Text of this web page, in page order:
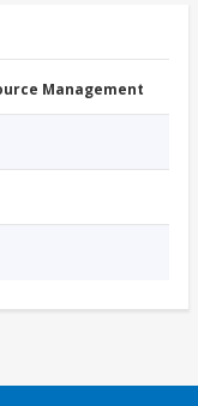
Management